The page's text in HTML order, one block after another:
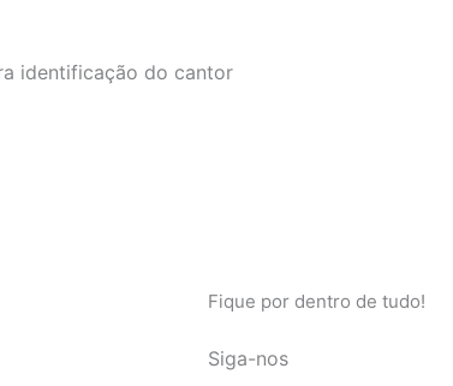
identificação do cantor
Fique por dentro de tudo!
Siga-nos